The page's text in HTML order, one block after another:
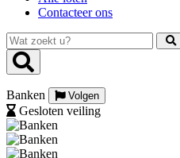
Contacteer ons
Wat
zoekt
u?
Banken Volgen
Gesloten veiling